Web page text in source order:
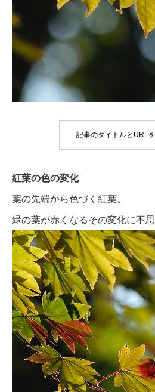
記事のタイトルとURL
紅葉の色の変化
葉の先端から色づく紅葉。
緑の葉が赤くなるその変化に不